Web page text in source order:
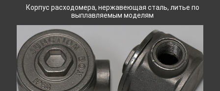
Корпус расходомера, нержавеющая сталь, литье по
выплавляемым моделям